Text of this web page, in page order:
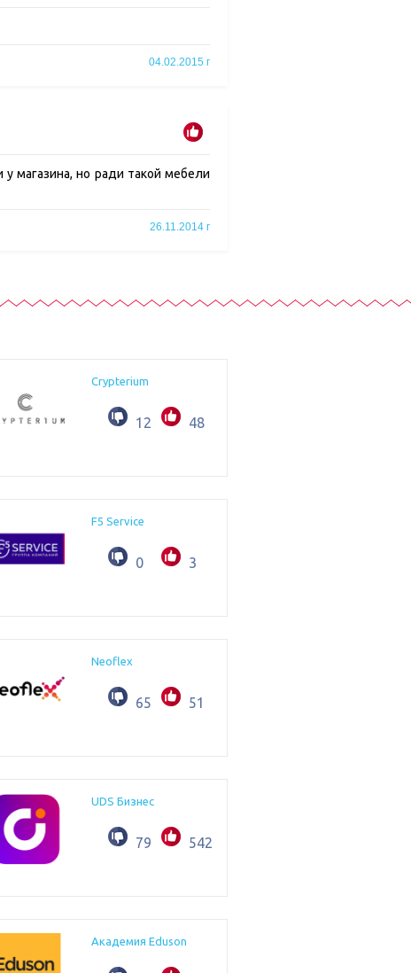
04.02.2015 г
магазина, но ради такой мебели
26.11.2014 г
Crypterium
12 48
F5 Service
0 3
Neoflex
65 51
UDS Бизнес
79 542
Академия Eduson